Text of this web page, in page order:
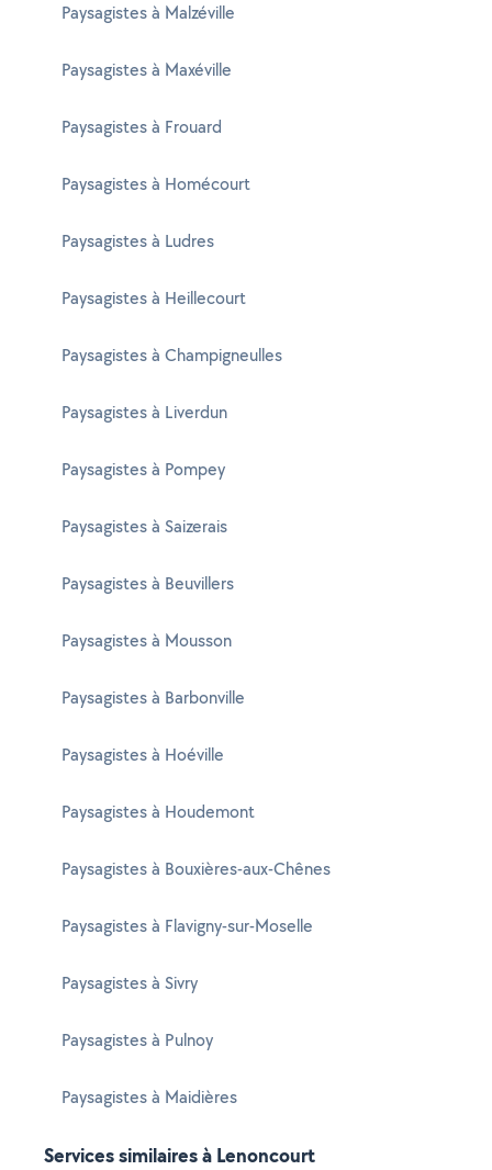
Paysagistes à Malzéville
Paysagistes à Maxéville
Paysagistes à Frouard
Paysagistes à Homécourt
Paysagistes à Ludres
Paysagistes à Heillecourt
Paysagistes à Champigneulles
Paysagistes à Liverdun
Paysagistes à Pompey
Paysagistes à Saizerais
Paysagistes à Beuvillers
Paysagistes à Mousson
Paysagistes à Barbonville
Paysagistes à Hoéville
Paysagistes à Houdemont
Paysagistes à Bouxières-aux-Chênes
Paysagistes à Flavigny-sur-Moselle
Paysagistes à Sivry
Paysagistes à Pulnoy
Paysagistes à Maidières
Services similaires à Lenoncourt